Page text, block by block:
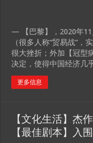
— 【巴黎】，2020年11
（很多人称“贸易战”，
很大挫折；外加【冠型
决定，使得中国经济几
更多信息
【文化生活】杰
【最佳剧本】入